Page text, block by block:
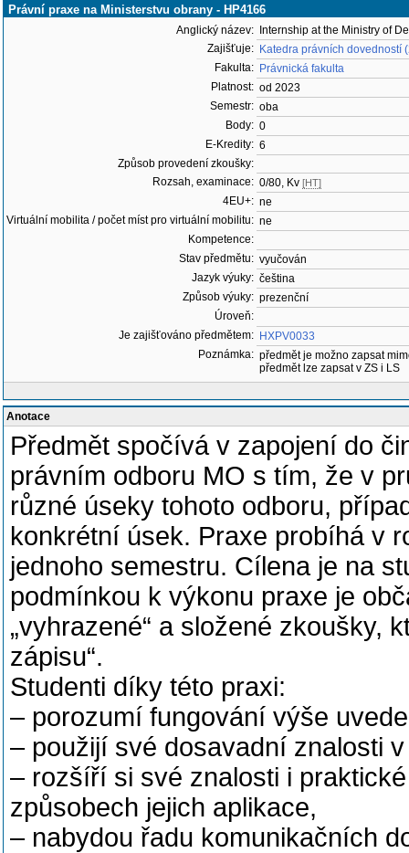
Právní praxe na Ministerstvu obrany - HP4166
Anglický název:
Internship at the Ministry of
Zajišťuje: Katedra právních dovedností
Fakulta: Právnická fakulta
Platnost: od 2023
Semestr: oba
Body: 0
E-Kredity: 6
Způsob provedení zkoušky:
Rozsah, examinace: 0/80, Kv [HT]
4EU+: ne
Virtuální mobilita / počet míst pro virtuální mobilitu: ne
Kompetence:
Stav předmětu: vyučován
Jazyk výuky: čeština
Způsob výuky: prezenční
Úroveň:
Je zajišťováno předmětem: HXPV0033
Poznámka: předmět je možno zapsat
předmět lze zapsat v ZS i LS
Anotace
Předmět spočívá v zapojení do
právním odboru MO s tím, že v
různé úseky tohoto odboru,
konkrétní úsek. Praxe probíhá v
jednoho semestru. Cílena je na
podmínkou k výkonu praxe je
„vyhrazené“ a složené zkoušky,
zápisu“.
Studenti díky této praxi:
– porozumí fungování výše
– použijí své dosavadní znalosti
– rozšíří si své znalosti i
způsobech jejich aplikace,
– nabydou řadu komunikačních